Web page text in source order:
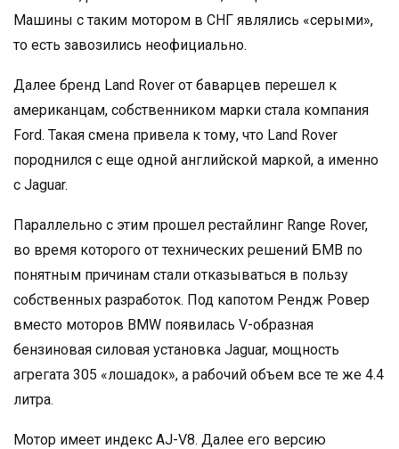
Машины с таким мотором в СНГ являлись «серыми»,
то есть завозились неофициально.
Далее бренд Land Rover от баварцев перешел к
американцам, собственником марки стала компания
Ford. Такая смена привела к тому, что Land Rover
породнился с еще одной английской маркой, а именно
с Jaguar.
Параллельно с этим прошел рестайлинг Range Rover,
во время которого от технических решений БМВ по
понятным причинам стали отказываться в пользу
собственных разработок. Под капотом Рендж Ровер
вместо моторов BMW появилась V-образная
бензиновая силовая установка Jaguar, мощность
агрегата 305 «лошадок», а рабочий объем все те же 4.4
литра.
Мотор имеет индекс AJ-V8. Далее его версию